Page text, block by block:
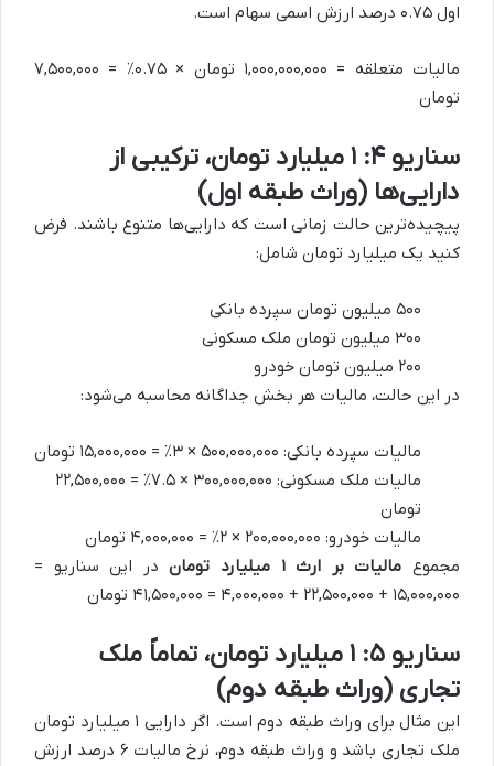
اول ۰.۷۵ درصد ارزش اسمی سهام است.
مالیات متعلقه = ۱,۰۰۰,۰۰۰,۰۰۰ تومان × ۰.۷۵٪ = ۷,۵۰۰,۰۰۰
تومان
سناریو ۴: ۱ میلیارد تومان، ترکیبی از
دارایی‌ها (وراث طبقه اول)
پیچیده‌ترین حالت زمانی است که دارایی‌ها متنوع باشند. فرض
کنید یک میلیارد تومان شامل:
۵۰۰ میلیون تومان سپرده بانکی
۳۰۰ میلیون تومان ملک مسکونی
۲۰۰ میلیون تومان خودرو
در این حالت، مالیات هر بخش جداگانه محاسبه می‌شود:
مالیات سپرده بانکی: ۵۰۰,۰۰۰,۰۰۰ × ۳٪ = ۱۵,۰۰۰,۰۰۰ تومان
مالیات ملک مسکونی: ۳۰۰,۰۰۰,۰۰۰ × ۷.۵٪ = ۲۲,۵۰۰,۰۰۰
تومان
مالیات خودرو: ۲۰۰,۰۰۰,۰۰۰ × ۲٪ = ۴,۰۰۰,۰۰۰ تومان
مجموع مالیات بر ارث ۱ میلیارد تومان
در این سناریو =
۱۵,۰۰۰,۰۰۰ + ۲۲,۵۰۰,۰۰۰ + ۴,۰۰۰,۰۰۰ = ۴۱,۵۰۰,۰۰۰ تومان
سناریو ۵: ۱ میلیارد تومان، تماماً ملک
تجاری (وراث طبقه دوم)
این مثال برای وراث طبقه دوم است. اگر دارایی ۱ میلیارد تومان
ملک تجاری باشد و وراث طبقه دوم، نرخ مالیات ۶ درصد ارزش